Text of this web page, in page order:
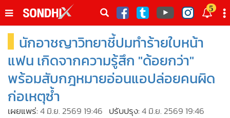
ดต
5
หน้าหลัก
SondhiX
Social
• World Talk
• Sondhitalk
นักอาชญาวิทยาชี้ปมทำร้ายใบหน้า
แฟน เกิดจากความรู้สึก "ด้อยกว่า"
พร้อมสับกฎหมายอ่อนแอปล่อยคนผิด
ก่อเหตุซ้ำ
เผยแพร่:4 มิ.ย. 2569 19:46 ปรับปรุง:4 มิ.ย. 2569 19:46